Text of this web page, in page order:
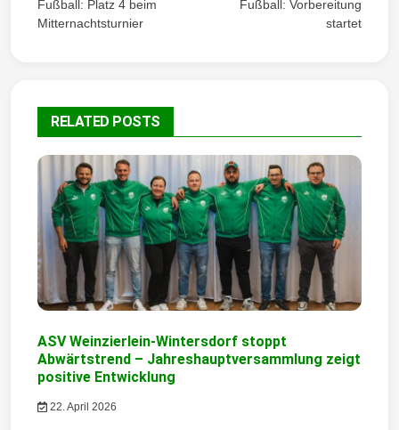
r
a
g
s
n
a
v
i
g
a
Fußball: Platz 4 beim
Mitternachtsturnier
Fußball: Vorbereitung
startet
RELATED POSTS
ASV Weinzierlein-Wintersdorf stoppt
Abwärtstrend – Jahreshauptversammlung zeigt
positive Entwicklung
22. April 2026